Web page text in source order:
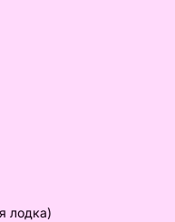
лодка)